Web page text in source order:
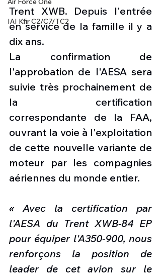
IAI Kfir C2/C7/TC2
Trent XWB. Depuis l'entrée
en service de la famille il y a
dix ans.
La confirmation de
l'approbation de l'AESA sera
suivie très prochainement de
la certification
correspondante de la FAA,
ouvrant la voie à l'exploitation
de cette nouvelle variante de
moteur par les compagnies
aériennes du monde entier.
« Avec la certification par
l'AESA du Trent XWB-84 EP
pour équiper l'A350-900, nous
renforçons la position de
leader de cet avion sur le